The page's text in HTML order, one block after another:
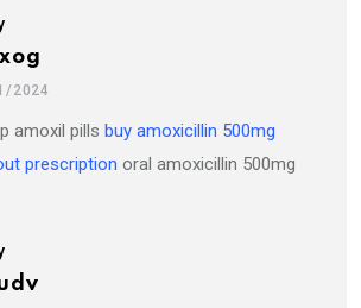
2024
amoxil pills buy amoxicillin 500mg
prescription oral amoxicillin 500mg